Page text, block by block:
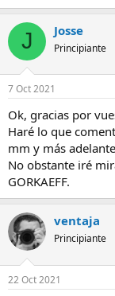
J Josse
Principiante
7 Oct 2021
Ok, gracias por
Haré lo que
mm y más
No obstante iré
GORKAEFF.
ventaja
Principiante
22 Oct 2021